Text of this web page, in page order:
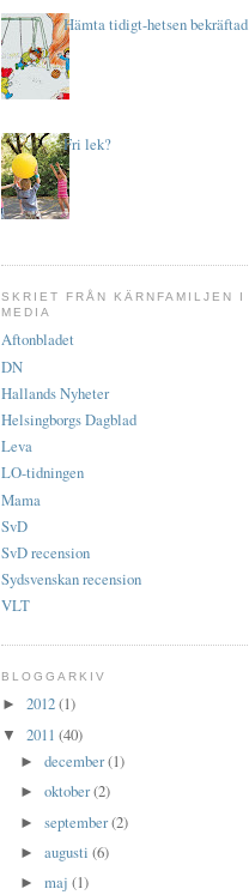
Hämta tidigt-hetsen bekräftad
Fri lek?
SKRIET FRÅN KÄRNFAMILJEN I
MEDIA
Aftonbladet
DN
Hallands Nyheter
Helsingborgs Dagblad
Leva
LO-tidningen
Mama
SvD
SvD recension
Sydsvenskan recension
VLT
BLOGGARKIV
► 2012(1)
▼ 2011 (40)
►december(1)
►oktober(2)
►september(2)
►augusti(6)
►maj(1)